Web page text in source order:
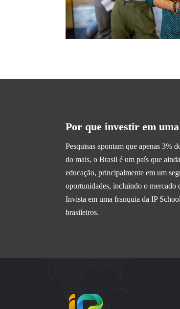
Por que investir em
Pesquisas apontam que apenas 3%
do mais, o Brasil é um país que
educação, principalmente em um
oportunidades, incluindo o mercado
Invista em uma franquia da IP
brasileiros.